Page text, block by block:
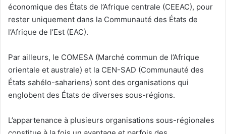
économique des États de l’Afrique centrale (CEEAC), pour
rester uniquement dans la Communauté des États de
l’Afrique de l’Est (EAC).
Par ailleurs, le COMESA (Marché commun de l’Afrique
orientale et australe) et la CEN-SAD (Communauté des
États sahélo-sahariens) sont des organisations qui
englobent des États de diverses sous-régions.
L’appartenance à plusieurs organisations sous-régionales